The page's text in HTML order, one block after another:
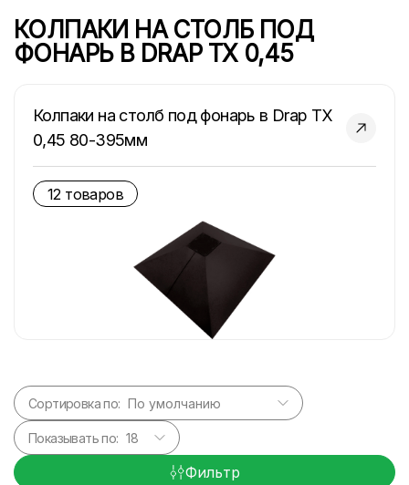
КОЛПАКИ НА СТОЛБ ПОД
ФОНАРЬ В DRAP TX 0,45
Колпаки на столб под фонарь в Drap TX
0,45 80-395мм
12 товаров
Сортировка по:
Показывать по:
Фильтр